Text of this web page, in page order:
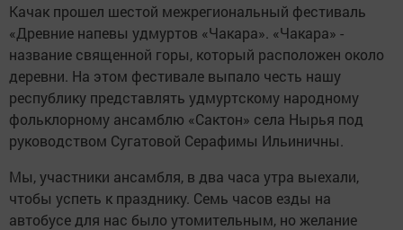
Качак прошел шестой межрегиональный фестиваль
«Древние напевы удмуртов «Чакара». «Чакара» -
название священной горы, который расположен около
деревни. На этом фестивале выпало честь нашу
республику представлять удмуртскому народному
фольклорному ансамблю «Сактон» села Нырья под
руководством Сугатовой Серафимы Ильиничны.
Мы, участники ансамбля, в два часа утра выехали,
чтобы успеть к празднику. Семь часов езды на
автобусе для нас было утомительным, но желание